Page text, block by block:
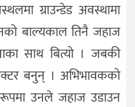
ग्राउन्डेड अवस्थामा
बाल्यकाल तिनै जहाज
साथ बित्यो । जबकी
बनुन् । अभिभावकको
उनले जहाज उडाउन